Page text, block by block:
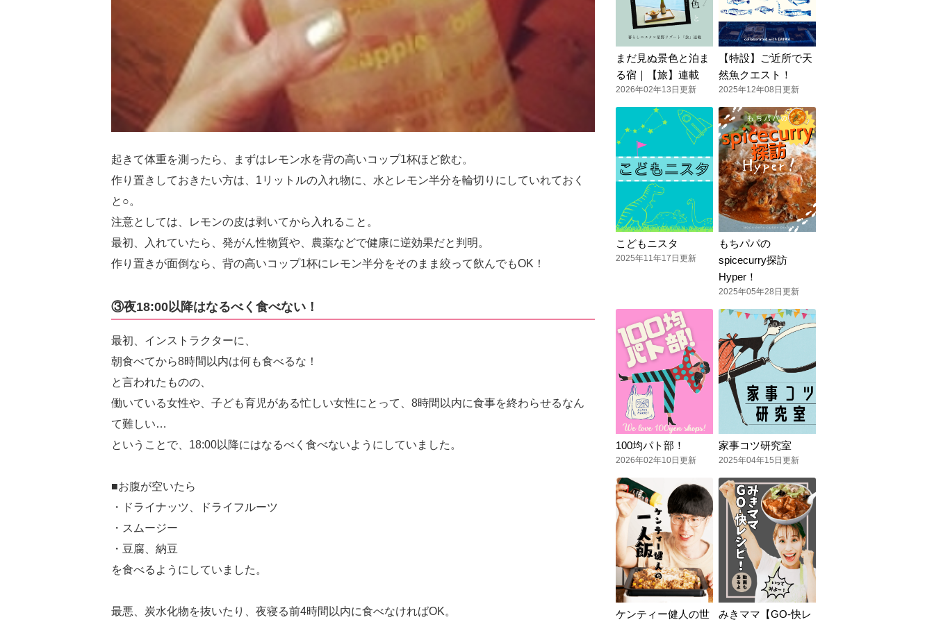
起きて体重を測ったら、まずはレモン水を背の高いコップ1杯ほど飲む。
作り置きしておきたい方は、1リットルの入れ物に、水とレモン半分を輪切りにしていれておく
と○。
注意としては、レモンの皮は剥いてから入れること。
最初、入れていたら、発がん性物質や、農薬などで健康に逆効果だと判明。
作り置きが面倒なら、背の高いコップ1杯にレモン半分をそのまま絞って飲んでもOK！
③夜18:00以降はなるべく食べない！
最初、インストラクターに、
朝食べてから8時間以内は何も食べるな！
と言われたものの、
働いている女性や、子ども育児がある忙しい女性にとって、8時間以内に食事を終わらせるなん
て難しい…
ということで、18:00以降にはなるべく食べないようにしていました。
■お腹が空いたら
・ドライナッツ、ドライフルーツ
・スムージー
・豆腐、納豆
を食べるようにしていました。
最悪、炭水化物を抜いたり、夜寝る前4時間以内に食べなければOK。
まだ見ぬ景色と泊ま
る宿｜【旅】連載
2026年02年13日更新
【特設】ご近所で天
然魚クエスト！
2025年12年08日更新
こどもニスタ
2025年11年17日更新
もちパパの
spicecurry探訪
Hyper！
2025年05年28日更新
100均パト部！
2026年02年10日更新
家事コツ研究室
2025年04年15日更新
ケンティー健人の世 みきママ【GO-快レ